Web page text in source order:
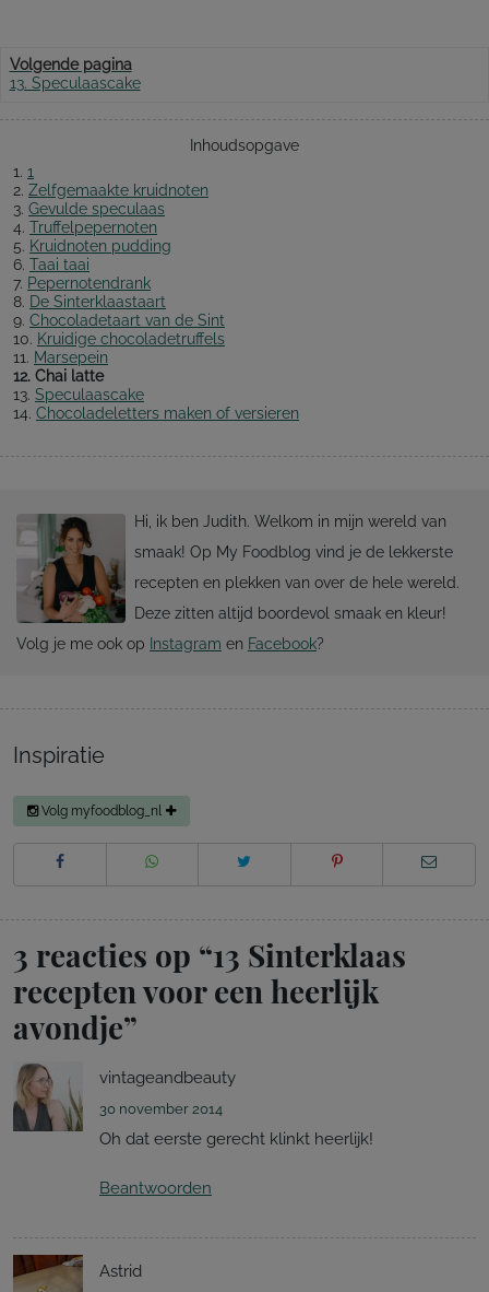
Volgende pagina
13. Speculaascake
Inhoudsopgave
1. 1
2. Zelfgemaakte kruidnoten
3. Gevulde speculaas
4. Truffelpepernoten
5. Kruidnoten pudding
6. Taai taai
7. Pepernotendrank
8. De Sinterklaastaart
9. Chocoladetaart van de Sint
10. Kruidige chocoladetruffels
11. Marsepein
12. Chai latte
13. Speculaascake
14. Chocoladeletters maken of versieren
Hi, ik ben Judith. Welkom in mijn wereld van
smaak! Op My Foodblog vind je de lekkerste
recepten en plekken van over de hele wereld.
Deze zitten altijd boordevol smaak en kleur!
Volg je me ook op Instagram en Facebook?
Inspiratie
Volg myfoodblog_nl
3 reacties op “13 Sinterklaas
recepten voor een heerlijk
avondje”
vintageandbeauty
30 november 2014
Oh dat eerste gerecht klinkt heerlijk!
Beantwoorden
Astrid